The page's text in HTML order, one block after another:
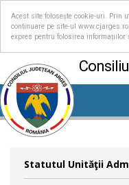
Acest site folosește cookie-uri. Prin
continuare pe site-ul
expres pentru folosirea informațiilor
Statutul Unităţii